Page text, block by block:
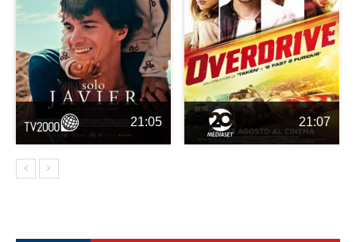
21:05 21:07